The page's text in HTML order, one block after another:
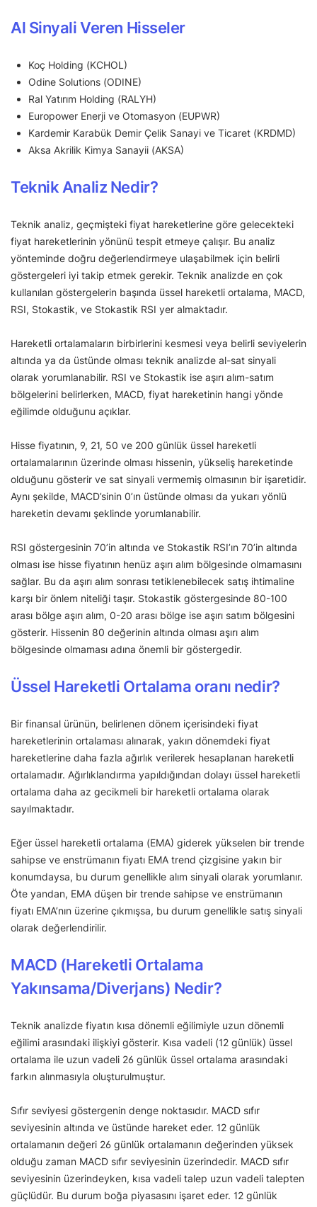
Al Sinyali Veren Hisseler
Koç Holding (KCHOL)
Odine Solutions (ODINE)
Ral Yatırım Holding (RALYH)
Europower Enerji ve Otomasyon (EUPWR)
Kardemir Karabük Demir Çelik Sanayi ve Ticaret (KRDMD)
Aksa Akrilik Kimya Sanayii (AKSA)
Teknik Analiz Nedir?
Teknik analiz, geçmişteki fiyat hareketlerine göre gelecekteki
fiyat hareketlerinin yönünü tespit etmeye çalışır. Bu analiz
yönteminde doğru değerlendirmeye ulaşabilmek için belirli
göstergeleri iyi takip etmek gerekir. Teknik analizde en çok
kullanılan göstergelerin başında üssel hareketli ortalama, MACD,
RSI, Stokastik, ve Stokastik RSI yer almaktadır.
Hareketli ortalamaların birbirlerini kesmesi veya belirli seviyelerin
altında ya da üstünde olması teknik analizde al-sat sinyali
olarak yorumlanabilir. RSI ve Stokastik ise aşırı alım-satım
bölgelerini belirlerken, MACD, fiyat hareketinin hangi yönde
eğilimde olduğunu açıklar.
Hisse fiyatının, 9, 21, 50 ve 200 günlük üssel hareketli
ortalamalarının üzerinde olması hissenin, yükseliş hareketinde
olduğunu gösterir ve sat sinyali vermemiş olmasının bir işaretidir.
Aynı şekilde, MACD’sinin 0’ın üstünde olması da yukarı yönlü
hareketin devamı şeklinde yorumlanabilir.
RSI göstergesinin 70’in altında ve Stokastik RSI’ın 70’in altında
olması ise hisse fiyatının henüz aşırı alım bölgesinde olmamasını
sağlar. Bu da aşırı alım sonrası tetiklenebilecek satış ihtimaline
karşı bir önlem niteliği taşır. Stokastik göstergesinde 80-100
arası bölge aşırı alım, 0-20 arası bölge ise aşırı satım bölgesini
gösterir. Hissenin 80 değerinin altında olması aşırı alım
bölgesinde olmaması adına önemli bir göstergedir.
Üssel Hareketli Ortalama oranı nedir?
Bir finansal ürünün, belirlenen dönem içerisindeki fiyat
hareketlerinin ortalaması alınarak, yakın dönemdeki fiyat
hareketlerine daha fazla ağırlık verilerek hesaplanan hareketli
ortalamadır. Ağırlıklandırma yapıldığından dolayı üssel hareketli
ortalama daha az gecikmeli bir hareketli ortalama olarak
sayılmaktadır.
Eğer üssel hareketli ortalama (EMA) giderek yükselen bir trende
sahipse ve enstrümanın fiyatı EMA trend çizgisine yakın bir
konumdaysa, bu durum genellikle alım sinyali olarak yorumlanır.
Öte yandan, EMA düşen bir trende sahipse ve enstrümanın
fiyatı EMA’nın üzerine çıkmışsa, bu durum genellikle satış sinyali
olarak değerlendirilir.
MACD (Hareketli Ortalama
Yakınsama/Diverjans) Nedir?
Teknik analizde fiyatın kısa dönemli eğilimiyle uzun dönemli
eğilimi arasındaki ilişkiyi gösterir. Kısa vadeli (12 günlük) üssel
ortalama ile uzun vadeli 26 günlük üssel ortalama arasındaki
farkın alınmasıyla oluşturulmuştur.
Sıfır seviyesi göstergenin denge noktasıdır. MACD sıfır
seviyesinin altında ve üstünde hareket eder. 12 günlük
ortalamanın değeri 26 günlük ortalamanın değerinden yüksek
olduğu zaman MACD sıfır seviyesinin üzerindedir. MACD sıfır
seviyesinin üzerindeyken, kısa vadeli talep uzun vadeli talepten
güçlüdür. Bu durum boğa piyasasını işaret eder. 12 günlük